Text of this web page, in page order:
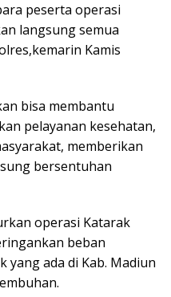
peserta operasi
langsung semua
Kamis
bisa membantu
pelayanan kesehatan,
memberikan
bersentuhan
operasi Katarak
beban
yang ada di Kab. Madiun